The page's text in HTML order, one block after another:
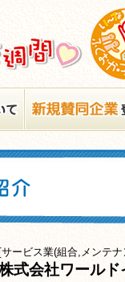
[サービス業(組合,メンテ
式会社ワールド